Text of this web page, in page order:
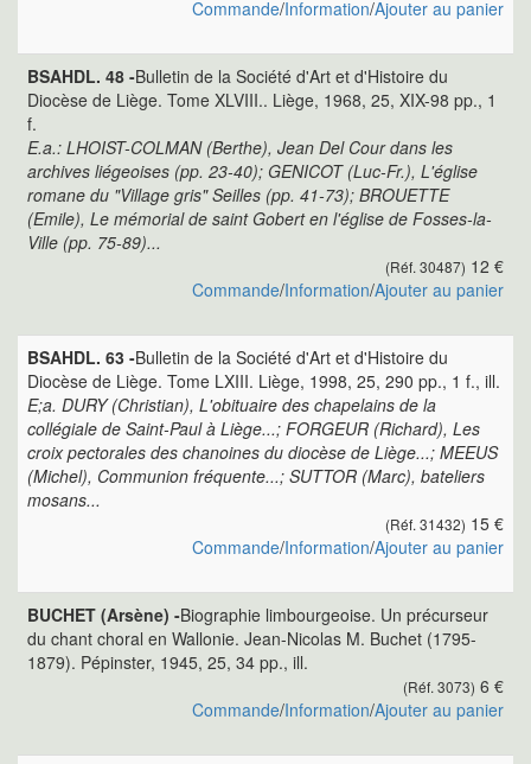
Commande/Information/Ajouter au panier
BSAHDL. 48 -Bulletin de la Société d'Art et d'Histoire du
Diocèse de Liège. Tome XLVIII.. Liège, 1968, 25, XIX-98 pp., 1
f.
E.a.: LHOIST-COLMAN (Berthe), Jean Del Cour dans les
archives liégeoises (pp. 23-40); GENICOT (Luc-Fr.), L'église
romane du "Village gris" Seilles (pp. 41-73); BROUETTE
(Emile), Le mémorial de saint Gobert en l'église de Fosses-la-
Ville (pp. 75-89)...
(Réf. 30487) 12 €
Commande/Information/Ajouter au panier
BSAHDL. 63 -Bulletin de la Société d'Art et d'Histoire du
Diocèse de Liège. Tome LXIII. Liège, 1998, 25, 290 pp., 1 f., ill.
E;a. DURY (Christian), L'obituaire des chapelains de la
collégiale de Saint-Paul à Liège...; FORGEUR (Richard), Les
croix pectorales des chanoines du diocèse de Liège...; MEEUS
(Michel), Communion fréquente...; SUTTOR (Marc), bateliers
mosans...
(Réf. 31432) 15 €
Commande/Information/Ajouter au panier
BUCHET (Arsène) -Biographie limbourgeoise. Un précurseur
du chant choral en Wallonie. Jean-Nicolas M. Buchet (1795-
1879). Pépinster, 1945, 25, 34 pp., ill.
(Réf. 3073) 6 €
Commande/Information/Ajouter au panier